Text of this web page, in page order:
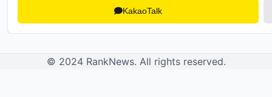
KakaoTalk
© 2024 RankNews. All rights reserved.